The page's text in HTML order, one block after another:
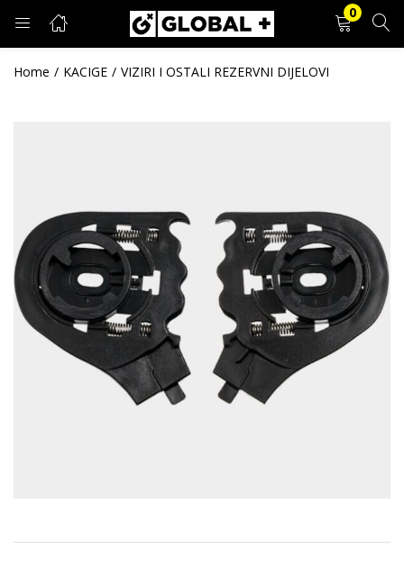
0
PRIJAVA REGISTRACIJA
Zapamti me
Prijava
Zaboravljena lozinka?
Home KACIGE VIZIRI I OSTALI REZERVNI DIJELOVI